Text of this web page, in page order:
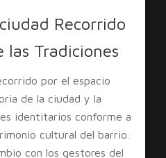
Recorrido
las Tradiciones
por el espacio
de la ciudad y la
identitarios conforme a
cultural del barrio.
con los gestores del